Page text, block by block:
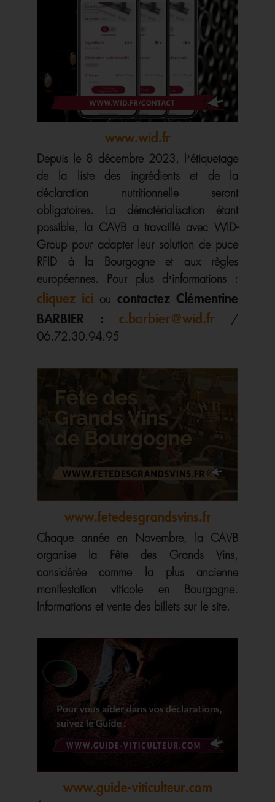
www.wid.fr
Depuis le 8 décembre 2023, l’étiquetage
de la liste des ingrédients et de la
déclaration nutritionnelle seront
obligatoires. La dématérialisation étant
possible, la CAVB a travaillé avec WID-
Group pour adapter leur solution de puce
RFID à la Bourgogne et aux règles
européennes. Pour plus d’informations :
cliquez ici ou contactez Clémentine
BARBIER :c.barbier@wid.fr /
06.72.30.94.95
www.fetedesgrandsvins.fr
Chaque année en Novembre, la CAVB
organise la Fête des Grands Vins,
considérée comme la plus ancienne
manifestation viticole en Bourgogne.
Informations et vente des billets sur le site.
www.guide-viticulteur.com